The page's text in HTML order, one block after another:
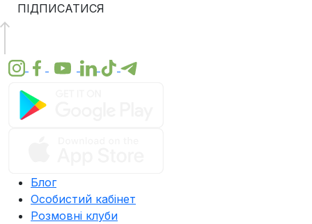
ПІДПИСАТИСЯ
Блог
Особистий кабінет
Розмовні клуби